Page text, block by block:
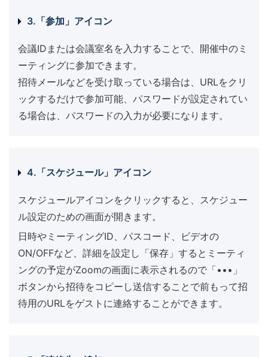
3.「参加」アイコン
会議IDまたは会議室名を入力することで、開催中のミ
ーティングに参加できます。
招待メールなどを受け取っている場合は、URLをクリ
ックするだけで参加可能、パスワードが設定されてい
る場合は、パスワードの入力が必要になります。
4.「スケジュール」アイコン
スケジュールアイコンをクリックすると、スケジュー
ル設定のための画面が開きます。
日時やミーティングID、パスコード、ビデオの
ON/OFFなど、詳細を設定し「保存」するとミーティ
ングの予定がZoomの画面に表示されるので「•••」
ボタンから招待をコピーし送信することで前もって招
待用のURLをゲストに連絡することができます。